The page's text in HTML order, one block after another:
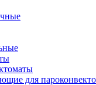
для